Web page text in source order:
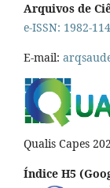
Arquivos de
e-ISSN: 1982-
E-mail:
Qualis Capes
Índice H5